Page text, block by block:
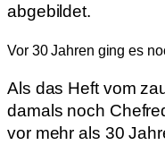
abgebildet.
Vor 30 Jahren ging es
Als das Heft vom
damals noch
vor mehr als 30